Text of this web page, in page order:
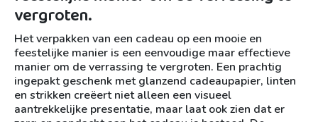
vergroten.
Het verpakken van een cadeau op een mooie en
feestelijke manier is een eenvoudige maar effectieve
manier om de verrassing te vergroten. Een prachtig
ingepakt geschenk met glanzend cadeaupapier, linten
en strikken creëert niet alleen een visueel
aantrekkelijke presentatie, maar laat ook zien dat er